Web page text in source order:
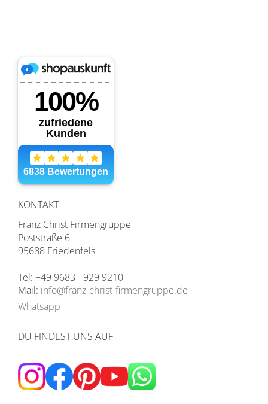
KONTAKT
Franz Christ Firmengruppe
Poststraße 6
95688 Friedenfels
Tel: +49 9683 - 929 9210
Mail: info@franz-christ-firmengruppe.de
Whatsapp
DU FINDEST UNS AUF